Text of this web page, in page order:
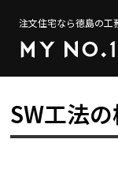
注文住宅なら徳島の工
SW工法